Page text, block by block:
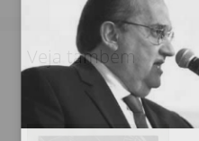
Veja também